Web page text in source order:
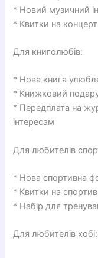
* Новий музичний
* Квитки на
Для книголюбів:
* Нова книга
* Книжковий
* Передплата на
інтересам
Для любителів
* Нова спортивна
* Квитки на
* Набір для
Для любителів хобі: